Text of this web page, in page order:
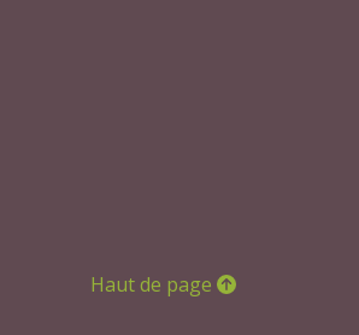
Haut de page